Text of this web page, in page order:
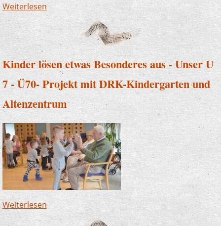
Weiterlesenüber Karnevalsimpressionen
Kinder lösen etwas Besonderes aus - Unser U
7 - Ü70- Projekt mit DRK-Kindergarten und
Altenzentrum
Weiterlesenüber Kinder lösen etwas Besonderes aus -
Unser U 7 - Ü70- Projekt mit DRK-